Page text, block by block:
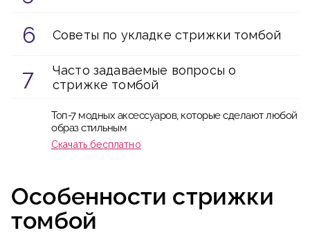
Советы по укладке стрижки томбой
Часто задаваемые вопросы о
стрижке томбой
Топ-7 модных аксессуаров, которые сделают любой
образ стильным
Скачать бесплатно
Особенности стрижки
томбой